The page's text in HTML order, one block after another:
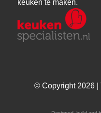
keuken te maken.
© Copyright 2026 |